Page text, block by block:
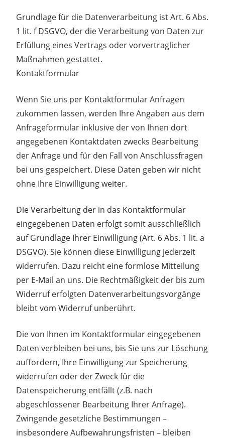
Grundlage für die Datenverarbeitung ist Art. 6 Abs.
1 lit. f DSGVO, der die Verarbeitung von Daten zur
Erfüllung eines Vertrags oder vorvertraglicher
Maßnahmen gestattet.
Kontaktformular
Wenn Sie uns per Kontaktformular Anfragen
zukommen lassen, werden Ihre Angaben aus dem
Anfrageformular inklusive der von Ihnen dort
angegebenen Kontaktdaten zwecks Bearbeitung
der Anfrage und für den Fall von Anschlussfragen
bei uns gespeichert. Diese Daten geben wir nicht
ohne Ihre Einwilligung weiter.
Die Verarbeitung der in das Kontaktformular
eingegebenen Daten erfolgt somit ausschließlich
auf Grundlage Ihrer Einwilligung (Art. 6 Abs. 1 lit. a
DSGVO). Sie können diese Einwilligung jederzeit
widerrufen. Dazu reicht eine formlose Mitteilung
per E-Mail an uns. Die Rechtmäßigkeit der bis zum
Widerruf erfolgten Datenverarbeitungsvorgänge
bleibt vom Widerruf unberührt.
Die von Ihnen im Kontaktformular eingegebenen
Daten verbleiben bei uns, bis Sie uns zur Löschung
auffordern, Ihre Einwilligung zur Speicherung
widerrufen oder der Zweck für die
Datenspeicherung entfällt (z.B. nach
abgeschlossener Bearbeitung Ihrer Anfrage).
Zwingende gesetzliche Bestimmungen –
insbesondere Aufbewahrungsfristen – bleiben